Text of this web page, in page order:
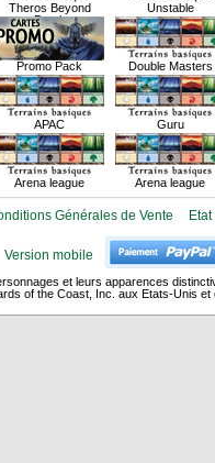
Theros Beyond
Death
Unstable
Promo Pack Double Masters
APAC Guru
Arena league Arena league
Générales de Vente
Version mobile
et leurs apparences
of the Coast, Inc. aux Etats-Unis